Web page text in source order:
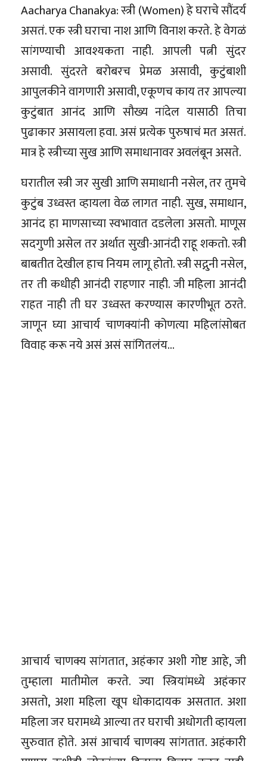
Aacharya Chanakya: स्त्री (Women) हे घराचे सौंदर्य
असतं. एक स्त्री घराचा नाश आणि विनाश करते. हे वेगळं
सांगण्याची आवश्यकता नाही. आपली पत्नी सुंदर
असावी. सुंदरते बरोबरच प्रेमळ असावी, कुटुंबाशी
आपुलकीने वागणारी असावी, एकूणच काय तर आपल्या
कुटुंबात आनंद आणि सौख्य नांदेल यासाठी तिचा
पुढाकार असायला हवा. असं प्रत्येक पुरुषाचं मत असतं.
मात्र हे स्त्रीच्या सुख आणि समाधानावर अवलंबून असते.
घरातील स्त्री जर सुखी आणि समाधानी नसेल, तर तुमचे
कुटुंब उध्वस्त व्हायला वेळ लागत नाही. सुख, समाधान,
आनंद हा माणसाच्या स्वभावात दडलेला असतो. माणूस
सदगुणी असेल तर अर्थात सुखी-आनंदी राहू शकतो. स्त्री
बाबतीत देखील हाच नियम लागू होतो. स्त्री सद्गुनी नसेल,
तर ती कधीही आनंदी राहणार नाही. जी महिला आनंदी
राहत नाही ती घर उध्वस्त करण्यास कारणीभूत ठरते.
जाणून घ्या आचार्य चाणक्यांनी कोणत्या महिलांसोबत
विवाह करू नये असं असं सांगितलंय…
आचार्य चाणक्य सांगतात, अहंकार अशी गोष्ट आहे, जी
तुम्हाला मातीमोल करते. ज्या स्त्रियांमध्ये अहंकार
असतो, अशा महिला खूप धोकादायक असतात. अशा
महिला जर घरामध्ये आल्या तर घराची अधोगती व्हायला
सुरुवात होते. असं आचार्य चाणक्य सांगतात. अहंकारी